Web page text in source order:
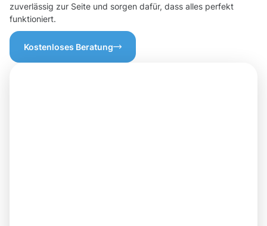
zuverlässig zur Seite und sorgen dafür, dass alles perfekt
funktioniert.
Kostenloses Beratung